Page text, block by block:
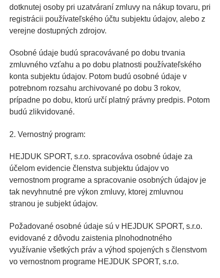
dotknutej osoby pri uzatváraní zmluvy na nákup tovaru, pri
registrácii používateľského účtu subjektu údajov, alebo z
verejne dostupných zdrojov.
Osobné údaje budú spracovávané po dobu trvania
zmluvného vzťahu a po dobu platnosti používateľského
konta subjektu údajov. Potom budú osobné údaje v
potrebnom rozsahu archivované po dobu 3 rokov,
prípadne po dobu, ktorú určí platný právny predpis. Potom
budú zlikvidované.
2. Vernostný program:
HEJDUK SPORT, s.r.o. spracováva osobné údaje za
účelom evidencie členstva subjektu údajov vo
vernostnom programe a spracovanie osobných údajov je
tak nevyhnutné pre výkon zmluvy, ktorej zmluvnou
stranou je subjekt údajov.
Požadované osobné údaje sú v HEJDUK SPORT, s.r.o.
evidované z dôvodu zaistenia plnohodnotného
využívanie všetkých práv a výhod spojených s členstvom
vo vernostnom programe HEJDUK SPORT, s.r.o.